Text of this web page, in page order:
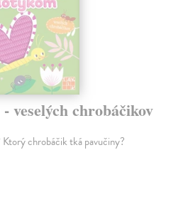
veselých chrobáčikov
chrobáčik tká pavučiny?